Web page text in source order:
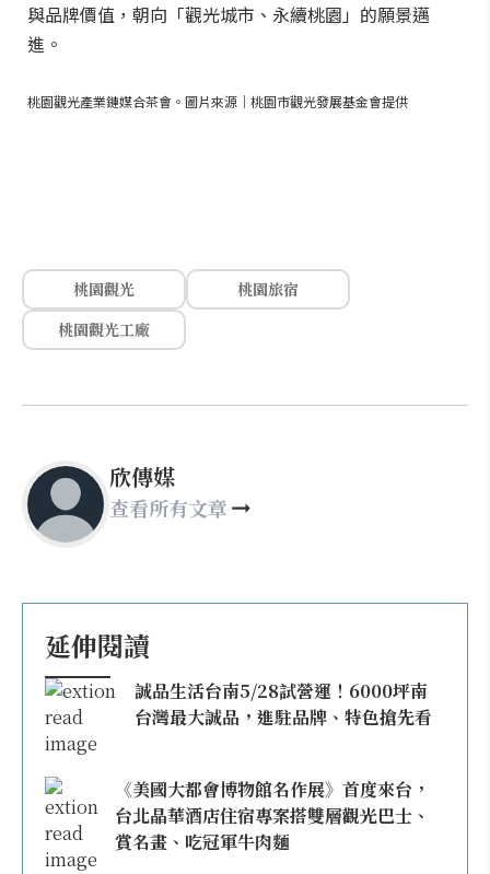
與品牌價值，朝向「觀光城市、永續桃園」的願景邁
進。
桃園觀光產業鏈媒合茶會。圖片來源｜桃園市觀光發展基金會提供
桃園觀光
桃園旅宿
桃園觀光工廠
欣傳媒
查看所有文章
延伸閱讀
誠品生活台南5/28試營運！6000坪南
台灣最大誠品，進駐品牌、特色搶先看
《美國大都會博物館名作展》首度來台，
台北晶華酒店住宿專案搭雙層觀光巴士、
賞名畫、吃冠軍牛肉麵